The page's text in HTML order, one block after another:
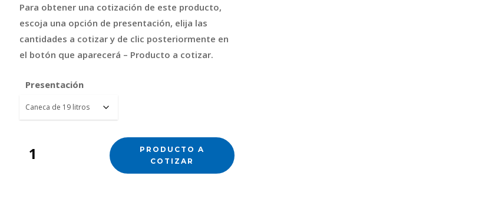
Para obtener una cotización de este producto,
escoja una opción de presentación, elija las
cantidades a cotizar y de clic posteriormente en
el botón que aparecerá – Producto a cotizar.
Presentación
PRODUCTO A
COTIZAR